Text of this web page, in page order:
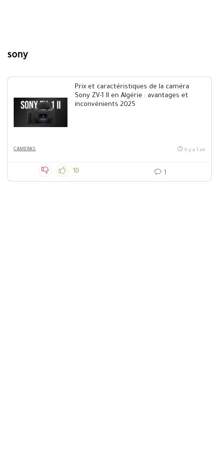
sony
Prix et caractéristiques de la caméra
Sony ZV-1 II en Algérie : avantages et
inconvénients 2025
CAMERAS Il y a 1 an
10 1